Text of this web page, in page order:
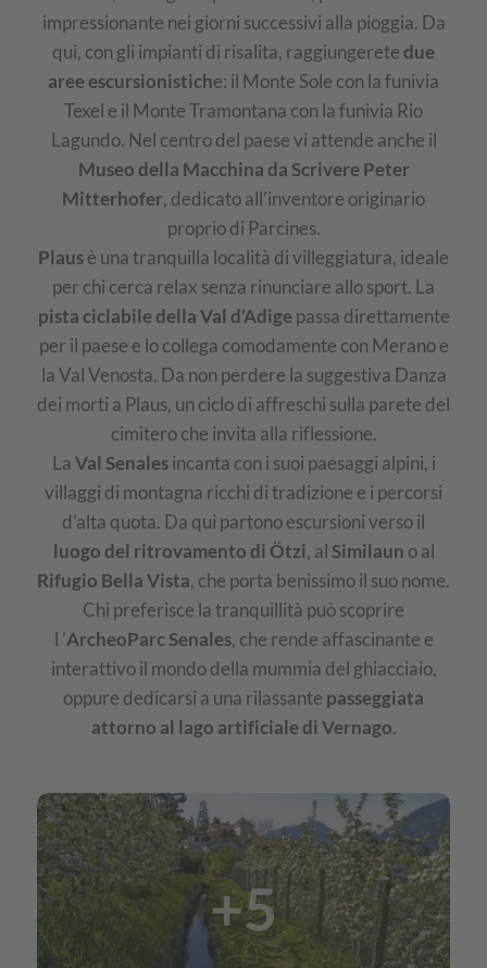
impressionante nei giorni successivi alla pioggia. Da
qui, con gli impianti di risalita, raggiungeretedue
aree escursionistiche: il Monte Sole con la funivia
Texel e il Monte Tramontana con la funivia Rio
Lagundo. Nel centro del paese vi attende anche il
Museo della Macchina da Scrivere Peter
Mitterhofer, dedicato all’inventore originario
proprio di Parcines.
Plausè una tranquilla località di villeggiatura, ideale
per chi cerca relax senza rinunciare allo sport. La
pista ciclabile della Val d’Adige passa direttamente
per il paese e lo collega comodamente con Merano e
la Val Venosta. Da non perdere la suggestiva Danza
dei morti a Plaus, un ciclo di affreschi sulla parete del
cimitero che invita alla riflessione.
LaVal Senalesincanta con i suoi paesaggi alpini, i
villaggi di montagna ricchi di tradizione e i percorsi
d’alta quota. Da qui partono escursioni verso il
luogo del ritrovamento di Ötzi, alSimilaun o al
Rifugio Bella Vista, che porta benissimo il suo nome.
Chi preferisce la tranquillità può scoprire
l ’ArcheoParc Senales, che rende affascinante e
interattivo il mondo della mummia del ghiacciaio,
oppure dedicarsi a una rilassante passeggiata
attorno al lago artificiale di Vernago.
IMG
Naturno,
Parcines,
Plaus
+5